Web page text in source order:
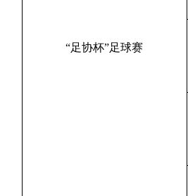
“足协杯”足球赛